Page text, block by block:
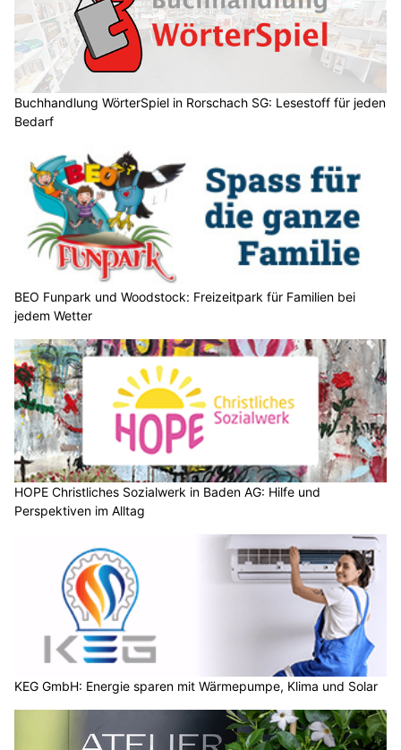
Buchhandlung WörterSpiel in Rorschach SG: Lesestoff für jeden
Bedarf
BEO Funpark und Woodstock: Freizeitpark für Familien bei
jedem Wetter
HOPE Christliches Sozialwerk in Baden AG: Hilfe und
Perspektiven im Alltag
KEG GmbH: Energie sparen mit Wärmepumpe, Klima und Solar